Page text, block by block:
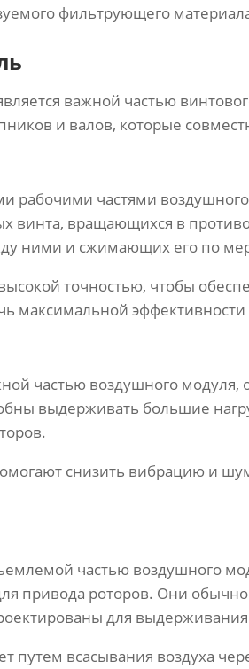
фильтрующего
важной частью
и валов, которые
рабочими частями
винта, вращающихся в
ними и сжимающих его по
точностью, чтобы
максимальной эффективности
частью воздушного
выдерживать большие
снизить вибрацию и
частью воздушного
привода роторов. Они обычно
для
путем всасывания воздуха